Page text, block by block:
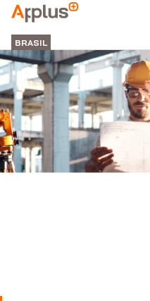
APPLUS+
BRASIL